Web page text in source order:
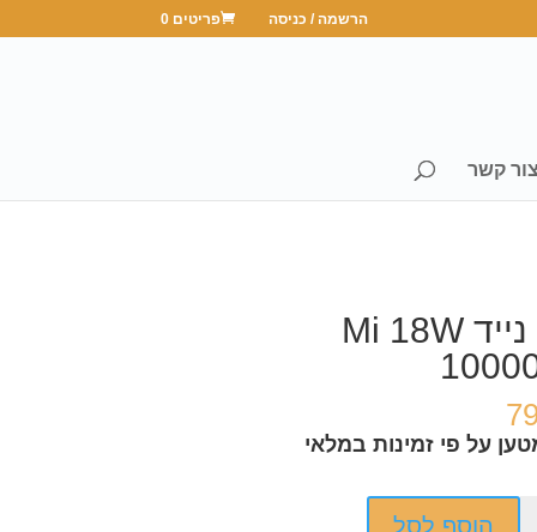
הרשמה / כניסה פריטים 0
קשר
מטען נייד Mi 18W
על פי זמינות במלאי
הוסף לסל